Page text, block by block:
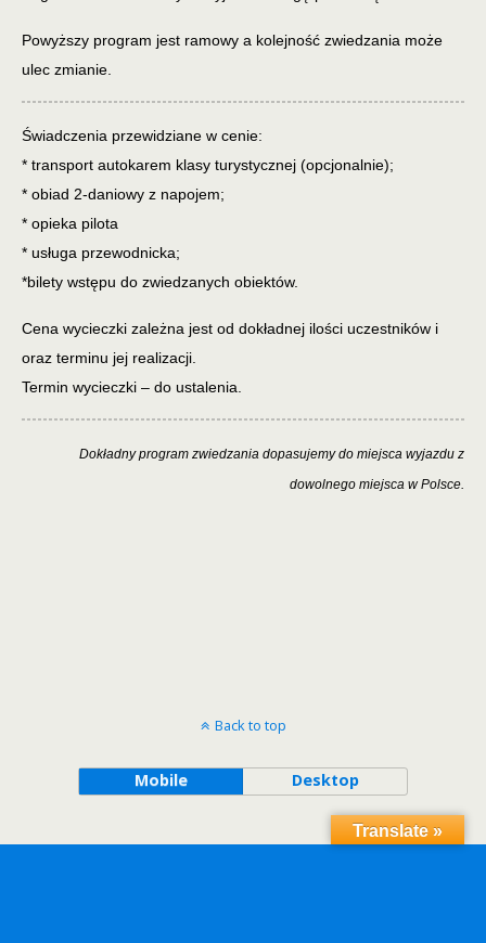
Powyższy program jest ramowy a kolejność zwiedzania może
ulec zmianie.
Świadczenia przewidziane w cenie:
* transport autokarem klasy turystycznej (opcjonalnie);
* obiad 2-daniowy z napojem;
* opieka pilota
* usługa przewodnicka;
*bilety wstępu do zwiedzanych obiektów.
Cena wycieczki zależna jest od dokładnej ilości uczestników i
oraz terminu jej realizacji.
Termin wycieczki – do ustalenia.
Dokładny program zwiedzania dopasujemy do miejsca wyjazdu z
dowolnego miejsca w Polsce.
Back to top
Mobile Desktop
Translate »